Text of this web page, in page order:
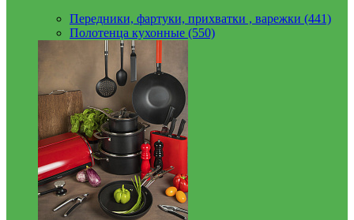
Передники, фартуки, прихватки , варежки (441)
Полотенца кухонные (550)